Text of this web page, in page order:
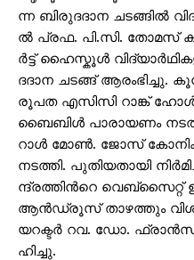
ന്ന ബി​രു​ദ​ദാ​ന ച​ട​ങ്ങി​ൽ
ൽ പ്ര​ഫ. പി.​സി. തോ​മ​സ്
ർ​ട്ട് ഹൈ​സ്കൂ​ൾ
ദ​ദാ​ന ച​ട​ങ്ങ് ആ​രം​ഭി​ച്ചു.
രൂ​പ​ത എ​സി​സി റാ​ങ്ക്
ബൈ​ബി​ൾ പാ​രാ​യ​ണം
റാ​ൾ മോ​ൺ. ജോ​സ്
ന​ട​ത്തി. പു​തി​യ​താ​യി
ന്ദ്ര​ത്തി​ന്‍റെ വെ​ബ്സൈ​റ്റ്
ആ​ൻ​ഡ്രൂ​സ് താ​ഴ​ത്തും
യ​റ​ക്ട​ർ റ​വ. ഡോ.
ഹി​ച്ചു.